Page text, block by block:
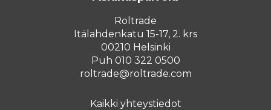
Roltrade
Itälahdenkatu 15-17, 2. krs
00210 Helsinki
Puh 010 322 0500
roltrade@roltrade.com
Kaikki yhteystiedot